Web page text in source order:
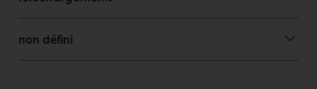
non défini